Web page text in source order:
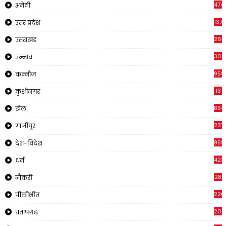
अमेठी 4747
उत्तर प्रदेश 1375
उत्तराखंड 2651
उन्नाव 308
कन्नौज 959
कुशीनगर 13
खेल 894
गाजीपुर 237
देश-विदेश 959
धर्म 423
नौकरी 28
पीलीभीत
प्रतापगढ 2019